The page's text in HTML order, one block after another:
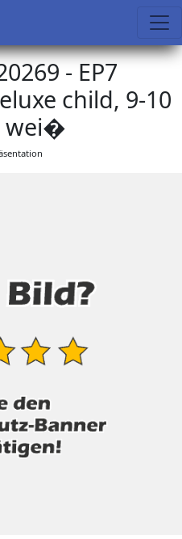
- EP7
child, 9-10
wei�